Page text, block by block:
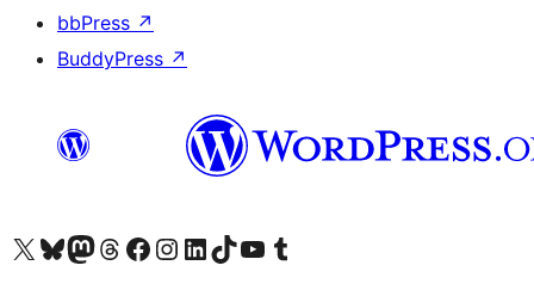
bbPress ↗
BuddyPress ↗
Truy cập tài khoản X (trước đây là Twitter) của chúng tôiVisit our Bluesky account
Visit our Mastodon account
Visit our Threads account
Xem trang Facebook của chúng tôiTruy cập tài khoản Instagram của chúng tôiTruy cập tài khoản LinkedIn của chúng tôiVisit our TikTok account
Truy cập kênh YouTube của chúng tôi Visit our Tumblr account